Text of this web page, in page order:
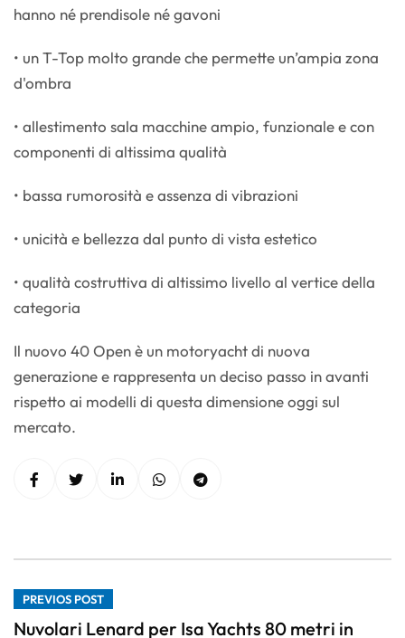
hanno né prendisole né gavoni
• un T-Top molto grande che permette un’ampia zona
d'ombra
• allestimento sala macchine ampio, funzionale e con
componenti di altissima qualità
• bassa rumorosità e assenza di vibrazioni
• unicità e bellezza dal punto di vista estetico
• qualità costruttiva di altissimo livello al vertice della
categoria
Il nuovo 40 Open è un motoryacht di nuova
generazione e rappresenta un deciso passo in avanti
rispetto ai modelli di questa dimensione oggi sul
mercato.
PREVIOS POST
Nuvolari Lenard per Isa Yachts 80 metri in